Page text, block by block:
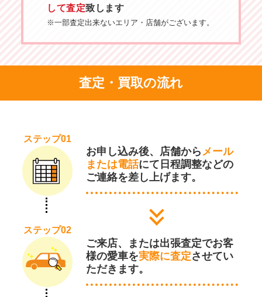
して査定致します
※一部査定出来ないエリア・店舗がございます。
査定・買取の流れ
ステップ01
お申し込み後、店舗から メール
または電話にて日程調整などの
ご連絡を差し上げます。
ステップ02
ご来店、または出張査定でお客
様の愛車を実際に査定させてい
ただきます。